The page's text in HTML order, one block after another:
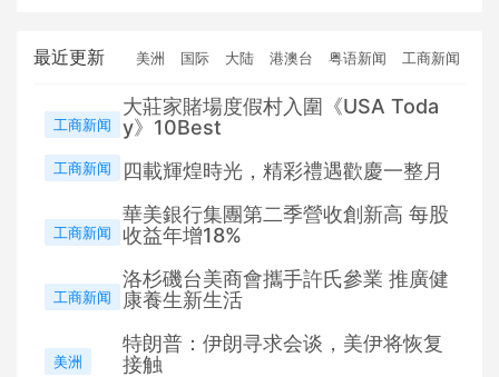
最近更新 美洲 国际 大陆 港澳台 粤语新闻 工商新闻
工商新闻
大莊家賭場度假村入圍《USA Toda
y》10Best
工商新闻 四載輝煌時光，精彩禮遇歡慶一整月
工商新闻
華美銀行集團第二季營收創新高 每股
收益年增18%
工商新闻
洛杉磯台美商會攜手許氏參業 推廣健
康養生新生活
美洲
特朗普：伊朗寻求会谈，美伊将恢复
接触